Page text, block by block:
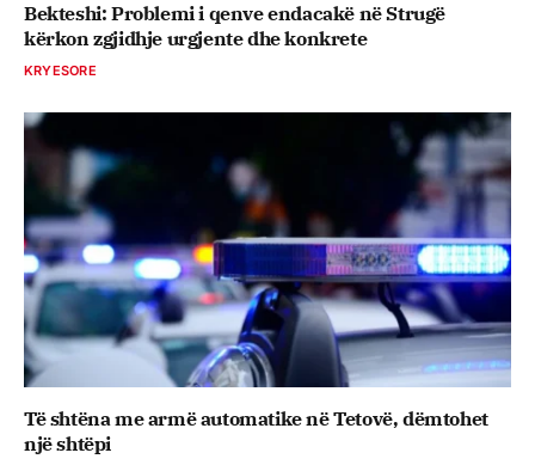
Bekteshi: Problemi i qenve endacakë në Strugë
kërkon zgjidhje urgjente dhe konkrete
KRYESORE
Të shtëna me armë automatike në Tetovë, dëmtohet
një shtëpi